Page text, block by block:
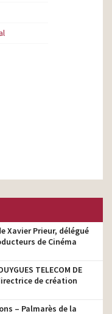
Xavier Prieur, délégué
de Cinéma
TELECOM DE
de création
– Palmarès de la